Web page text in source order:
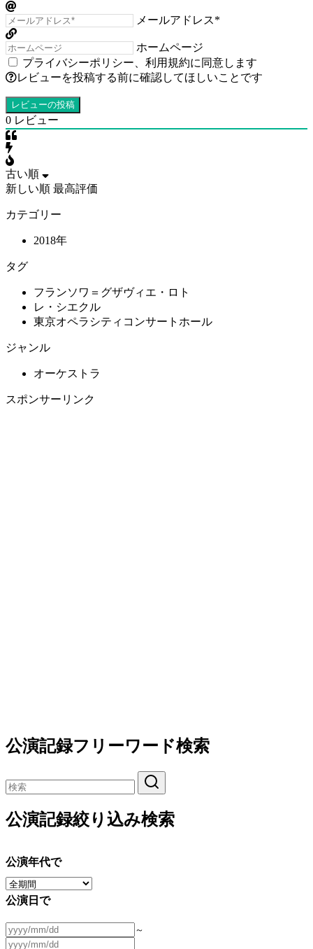
メールアドレス*
ホームページ
プライバシーポリシー
利用規約に同意します
レビューを投稿する前に確認してほしいことです
0 レビュー
古い順
新しい順 最高評価
カテゴリー
2018年
タグ
フランソワ＝グザヴィエ・ロト
レ・シエクル
東京オペラシティコンサートホール
ジャンル
オーケストラ
スポンサーリンク
公演記録フリーワード検索
公演記録絞り込み検索
公演年代で
公演日で
～